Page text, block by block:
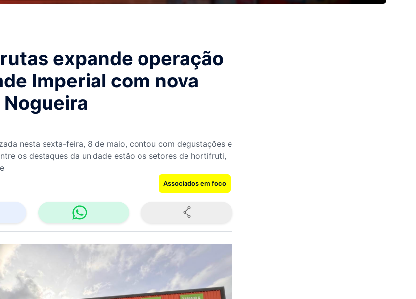
expande operação
Imperial com nova
Nogueira
nesta sexta-feira, 8 de maio, contou com degustações e
os destaques da unidade estão os setores de hortifruti,
Associados em foco